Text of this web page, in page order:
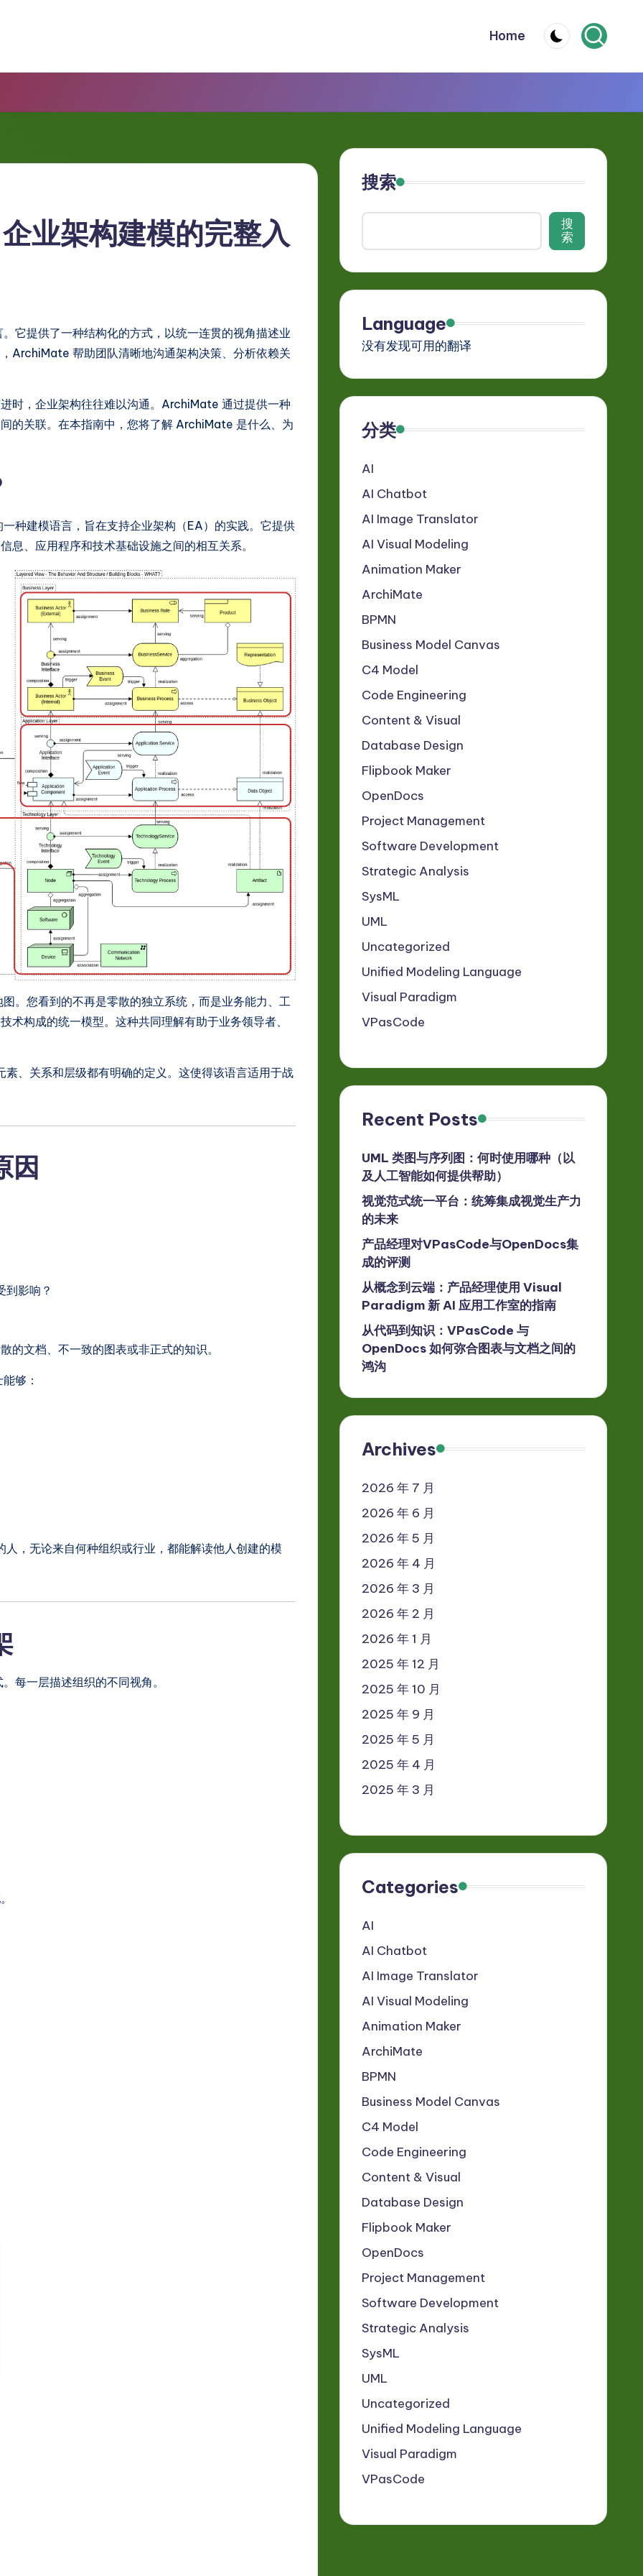
Home
业架构建模的完整入
它提供了一种结构化的方式，以统一连贯的视角描述业
ArchiMate 帮助团队清晰地沟通架构决策、分析依赖关
时，企业架构往往难以沟通。ArchiMate 通过提供一种
的关联。在本指南中，您将了解 ArchiMate 是什么、为
种建模语言，旨在支持企业架构（EA）的实践。它提供
息、应用程序和技术基础设施之间的相互关系。
。您看到的不再是零散的独立系统，而是业务能力、工
构成的统一模型。这种共同理解有助于业务领导者、
、关系和层级都有明确的定义。这使得该语言适用于战
因
到影响？
的文档、不一致的图表或非正式的知识。
够：
，无论来自何种组织或行业，都能解读他人创建的模
每一层描述组织的不同视角。
搜索
搜
索
Language
没有发现可用的翻译
分类
AI
AI Chatbot
AI Image Translator
AI Visual Modeling
Animation Maker
ArchiMate
BPMN
Business Model Canvas
C4 Model
Code Engineering
Content & Visual
Database Design
Flipbook Maker
OpenDocs
Project Management
Software Development
Strategic Analysis
SysML
UML
Uncategorized
Unified Modeling Language
Visual Paradigm
VPasCode
Recent Posts
UML 类图与序列图：何时使用哪种（以
及人工智能如何提供帮助）
视觉范式统一平台：统筹集成视觉生产力
的未来
产品经理对VPasCode与OpenDocs集
成的评测
从概念到云端：产品经理使用 Visual
Paradigm 新 AI 应用工作室的指南
从代码到知识：VPasCode 与
OpenDocs 如何弥合图表与文档之间的
鸿沟
Archives
2026 年 7 月
2026 年 6 月
2026 年 5 月
2026 年 4 月
2026 年 3 月
2026 年 2 月
2026 年 1 月
2025 年 12 月
2025 年 10 月
2025 年 9 月
2025 年 5 月
2025 年 4 月
2025 年 3 月
Categories
AI
AI Chatbot
AI Image Translator
AI Visual Modeling
Animation Maker
ArchiMate
BPMN
Business Model Canvas
C4 Model
Code Engineering
Content & Visual
Database Design
Flipbook Maker
OpenDocs
Project Management
Software Development
Strategic Analysis
SysML
UML
Uncategorized
Unified Modeling Language
Visual Paradigm
VPasCode